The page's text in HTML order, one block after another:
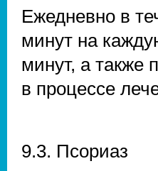
Ежедневно в
минут на
минут, а также
в процессе
9.3. Псориаз